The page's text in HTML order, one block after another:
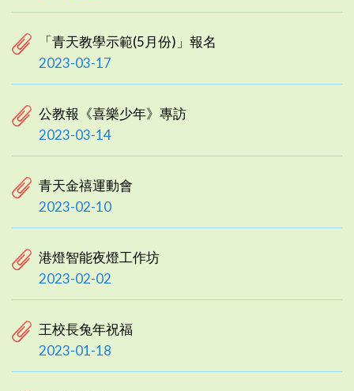
「青天教學示範(5月份)」報名
2023-03-17
公教報《喜樂少年》專訪
2023-03-14
青天金禧運動會
2023-02-10
港燈智能夜燈工作坊
2023-02-02
王校長兔年祝福
2023-01-18